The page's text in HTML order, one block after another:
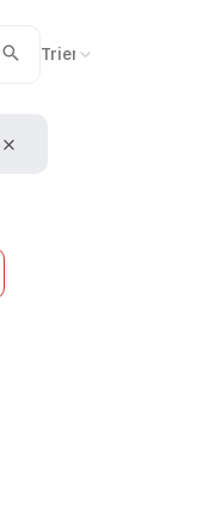
Valider